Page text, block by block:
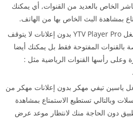
الخاص بالعديد من القنوات, أي يمكنك
بمشاهدة البث الخاص بها من الهاتف.
عمل مشغل YTV Player Pro بدون إعلانات لا يتوقف
بالقنوات المفتوحة فقط بل يمكنك أيضا
وعلى رأسها القنوات الرياضية مثل :
ياسين تيفي مهكر بدون إعلانات مهكر من
وبالتالي تستطيع الاستمتاع بمشاهدة
دون الحاجة منك لانتظار موعد عرض